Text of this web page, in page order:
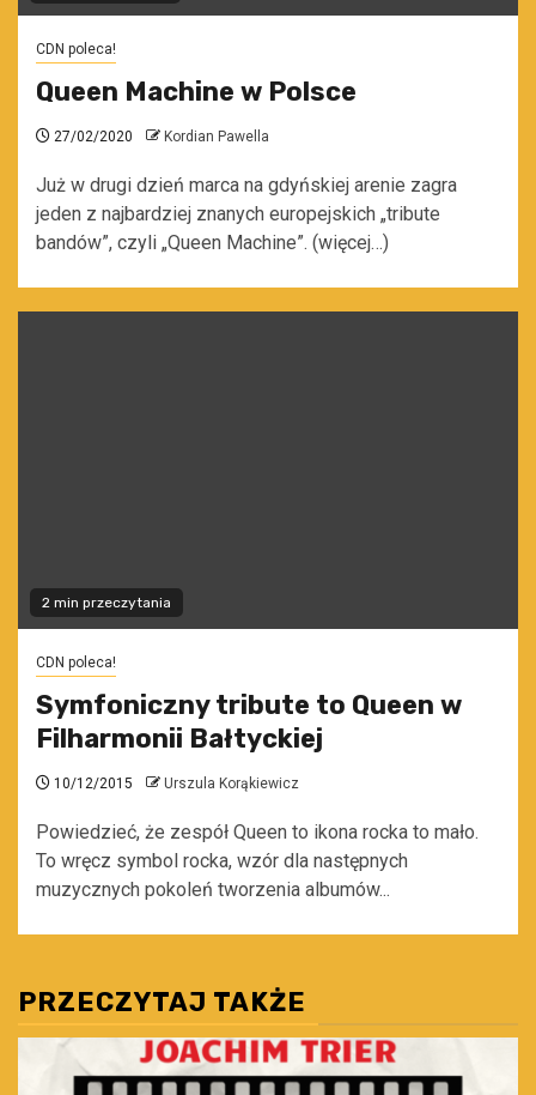
CDN poleca!
Queen Machine w Polsce
27/02/2020 Kordian Pawella
Już w drugi dzień marca na gdyńskiej arenie zagra
jeden z najbardziej znanych europejskich „tribute
bandów”, czyli „Queen Machine”. (więcej…)
2 min przeczytania
CDN poleca!
Symfoniczny tribute to Queen w
Filharmonii Bałtyckiej
10/12/2015 Urszula Korąkiewicz
Powiedzieć, że zespół Queen to ikona rocka to mało.
To wręcz symbol rocka, wzór dla następnych
muzycznych pokoleń tworzenia albumów...
PRZECZYTAJ TAKŻE